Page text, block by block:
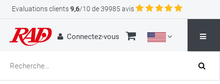
Evaluations clients9,6/10 de 39985 avis
Connectez-vous